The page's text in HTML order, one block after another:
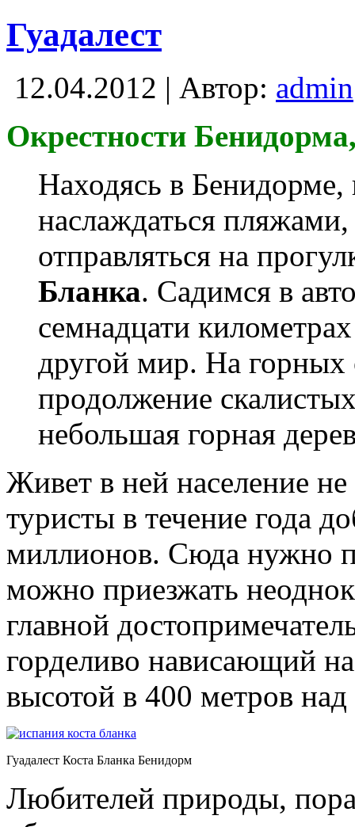
Гуадалест
12.04.2012 | Автор: admin
Окрестности
Находясь в
наслаждаться
отправляться на
Бланка. Садимся в
семнадцати
другой мир. На горных
продолжение
небольшая горная
Живет в ней население
туристы в течение года
миллионов. Сюда нужно
можно приезжать
главной
горделиво нависающий
высотой в 400 метров
Гуадалест Коста Бланка Бенидорм
Любителей природы,